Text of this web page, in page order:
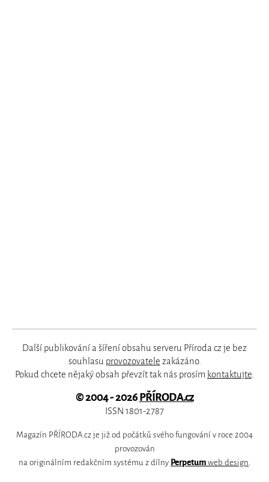
Další publikování a šíření obsahu serveru Příroda.cz je bez
souhlasu provozovatele zakázáno.
Pokud chcete nějaký obsah převzít tak nás prosím kontaktujte.
© 2004 - 2026PŘÍRODA.cz
ISSN 1801-2787
Magazín PŘÍRODA.cz je již od počátků svého fungování v roce 2004
provozován
na originálním redakčním systému z dílny Perpetum web design